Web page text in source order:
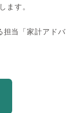
ます。
担当「家計アドバ